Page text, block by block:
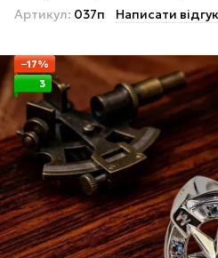
Артикул: 037п Написати відгук
−17%
3